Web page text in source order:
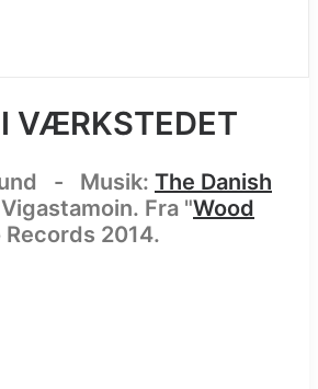
VÆRKSTEDET
- Musik: The Danish
Fra "Wood
Records 2014.